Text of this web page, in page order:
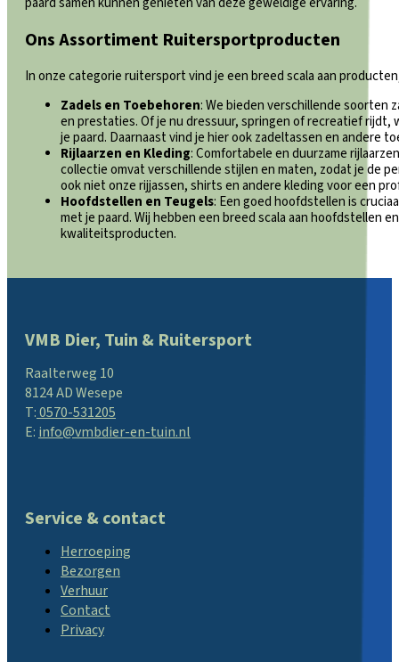
Ons Assortiment Ruitersportproducten
In onze categorie ruitersport vind je een breed scala aan
Zadels en Toebehoren: We bieden verschillende soorten
en prestaties. Of je nu dressuur, springen of recreatief rijdt,
je paard. Daarnaast vind je hier ook zadeltassen en andere
Rijlaarzen en Kleding: Comfortabele en duurzame
collectie omvat verschillende stijlen en maten, zodat je de
ook niet onze rijjassen, shirts en andere kleding voor een
Hoofdstellen en Teugels: Een goed hoofdstellen is
met je paard. Wij hebben een breed scala aan hoofdstellen
kwaliteitsproducten.
VMB Dier, Tuin & Ruitersport
Raalterweg 10
8124 AD Wesepe
T:0570-531205
E: info@vmbdier-en-tuin.nl
Service & contact
Herroeping
Bezorgen
Verhuur
Contact
Privacy